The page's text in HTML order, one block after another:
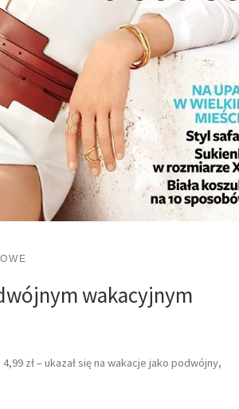
wakacyjnym
zł – ukazał się na wakacje jako podwójny,